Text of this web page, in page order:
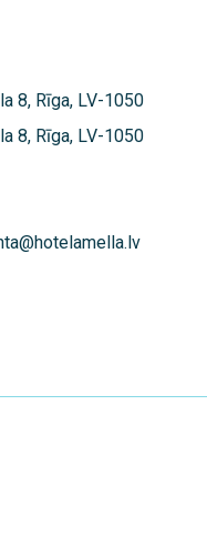
8, Rīga, LV-1050
8, Rīga, LV-1050